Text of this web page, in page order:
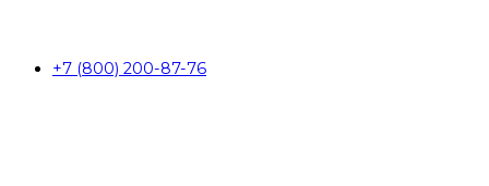
+7 (800) 200-87-76